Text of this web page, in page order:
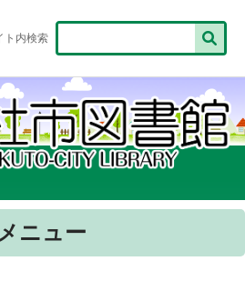
ト内検索
メニュー